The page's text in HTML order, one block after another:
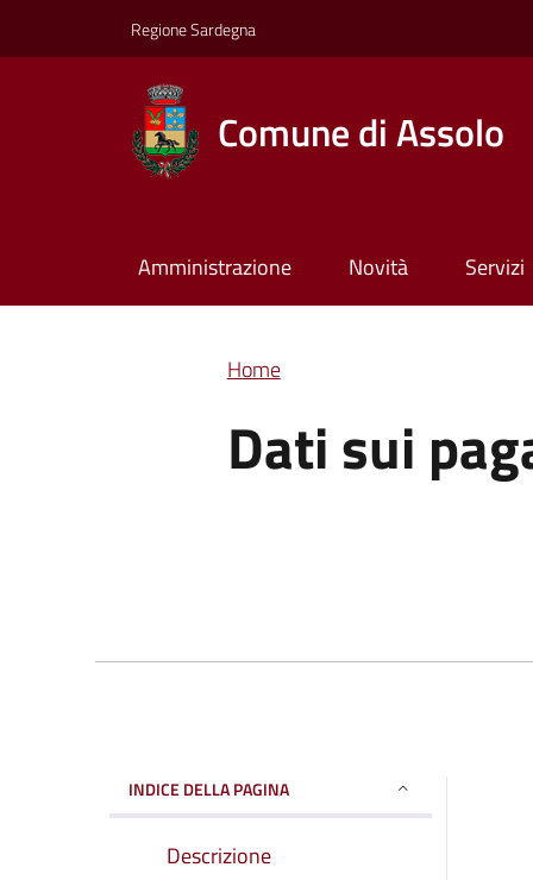
Regione Sardegna
Comune di Assolo
Amministrazione Novità Servizi
Home
Dati sui
INDICE DELLA PAGINA
Descrizione